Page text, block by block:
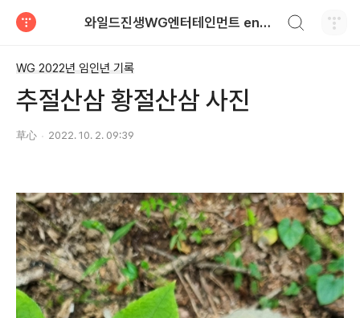
와일드진생WG엔터테인먼트 entertainment
WG 2022년 임인년 기록
추절산삼 황절산삼 사진
草心 2022. 10. 2. 09:39